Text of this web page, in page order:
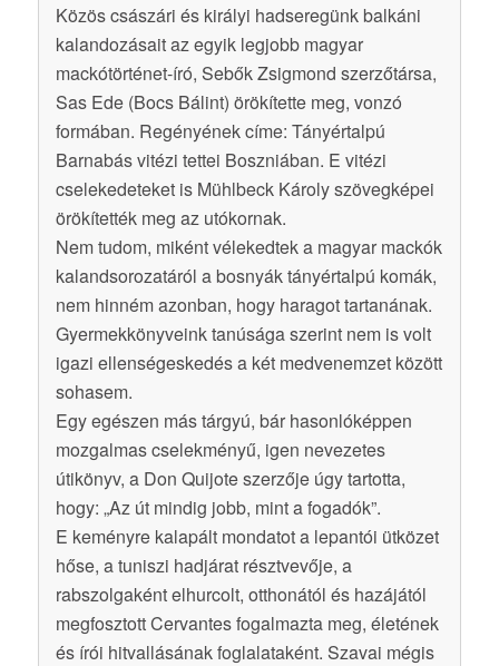
Közös császári és királyi hadseregünk balkáni
kalandozásait az egyik legjobb magyar
mackótörténet-író, Sebők Zsigmond szerzőtársa,
Sas Ede (Bocs Bálint) örökítette meg, vonzó
formában. Regényének címe: Tányértalpú
Barnabás vitézi tettei Boszniában. E vitézi
cselekedeteket is Mühlbeck Károly szövegképei
örökítették meg az utókornak.
Nem tudom, miként vélekedtek a magyar mackók
kalandsorozatáról a bosnyák tányértalpú komák,
nem hinném azonban, hogy haragot tartanának.
Gyermekkönyveink tanúsága szerint nem is volt
igazi ellenségeskedés a két medvenemzet között
sohasem.
Egy egészen más tárgyú, bár hasonlóképpen
mozgalmas cselekményű, igen nevezetes
útikönyv, a Don Quijote szerzője úgy tartotta,
hogy: „Az út mindig jobb, mint a fogadók”.
E keményre kalapált mondatot a lepantói ütközet
hőse, a tuniszi hadjárat résztvevője, a
rabszolgaként elhurcolt, otthonától és hazájától
megfosztott Cervantes fogalmazta meg, életének
és írói hitvallásának foglalataként. Szavai mégis